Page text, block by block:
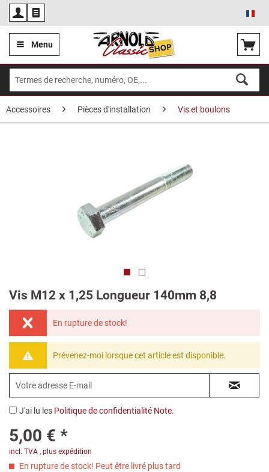
Menu
Accessoires Pièces d'installation Vis et boulons
Vis M12 x 1,25 Longueur 140mm 8,8
En rupture de stock!
Prévenez-moi lorsque cet article est disponible.
J'ai lu les Politique de confidentialité Note.
5,00 € *
incl. TVA , plus expédition
En rupture de stock! Peut être livré plus tard